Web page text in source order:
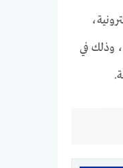
وذلك في